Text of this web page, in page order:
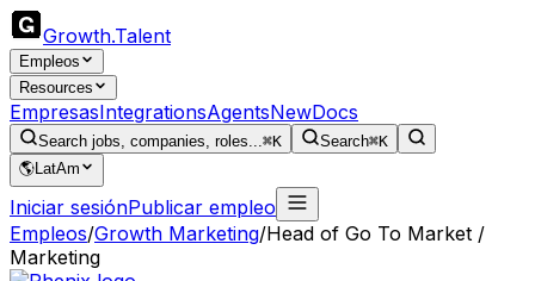
Growth.Talent
Empleos
Resources
EmpresasIntegrationsAgentsNewDocs
Search jobs, companies, roles...⌘K Search⌘K
🌎LatAm
Iniciar sesiónPublicar empleo
Empleos/Growth Marketing/Head of Go To Market /
Marketing